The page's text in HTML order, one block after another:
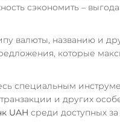
сэкономить –
валюты, названию и
которые
специальным
и других
UAH среди доступных